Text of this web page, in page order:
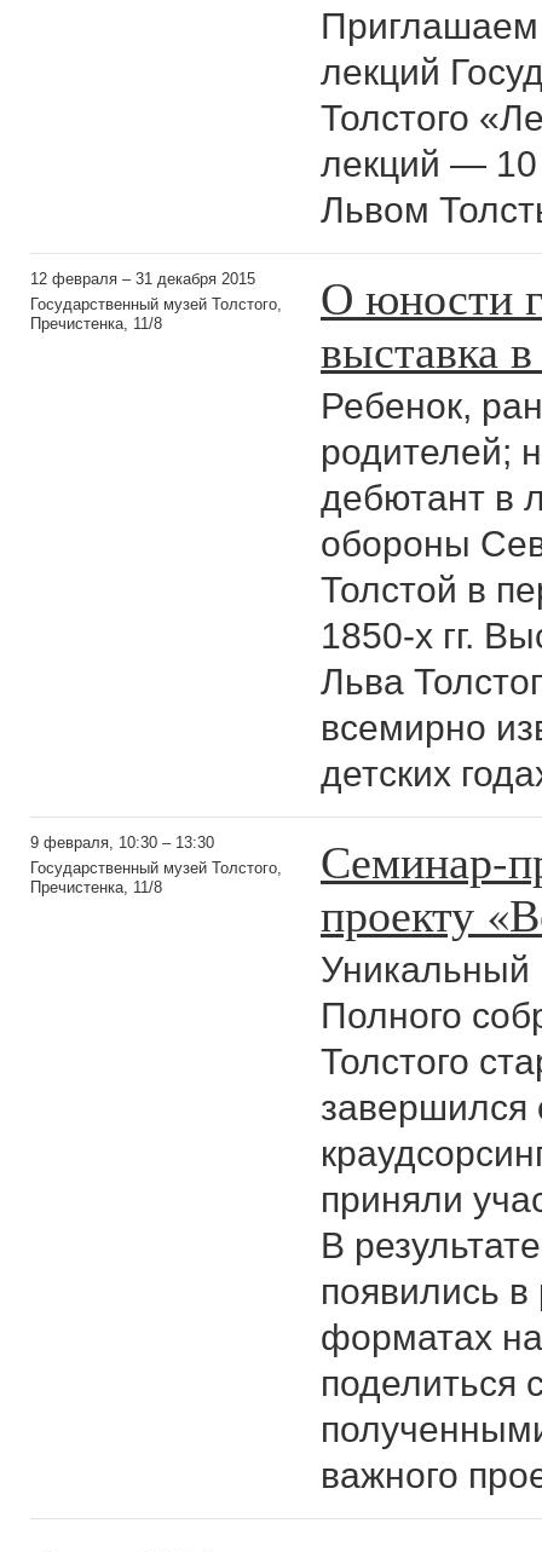
Приглашаем
лекций
Толстого
лекций — 10
Львом
12 февраля – 31 декабря 2015
Государственный музей Толстого,
Пречистенка, 11/8
О юности
выставка
Ребенок,
родителей;
дебютант в
обороны
Толстой в
1850-х гг.
Льва
всемирно
детских
9 февраля, 10:30 – 13:30
Государственный музей Толстого,
Пречистенка, 11/8
Семинар-
проекту
Уникальный
Полного
Толстого
завершился
приняли
В
появились
форматах
поделиться
важного